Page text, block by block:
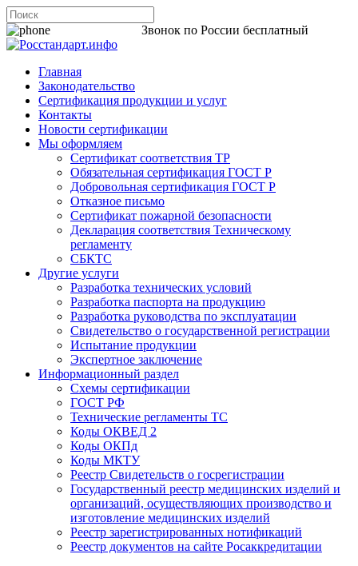
Звонок по России бесплатный
Главная
Законодательство
Сертификация продукции и услуг
Контакты
Новости сертификации
Мы оформляем
Сертификат соответствия ТР
Обязательная сертификация ГОСТ Р
Добровольная сертификация ГОСТ Р
Отказное письмо
Сертификат пожарной безопасности
Декларация соответствия Техническому
регламенту
СБКТС
Другие услуги
Разработка технических условий
Разработка паспорта на продукцию
Разработка руководства по эксплуатации
Свидетельство о государственной регистрации
Испытание продукции
Экспертное заключение
Информационный раздел
Схемы сертификации
ГОСТ РФ
Технические регламенты ТС
Коды ОКВЕД 2
Коды ОКПд
Коды МКТУ
Реестр Свидетельств о госрегистрации
Государственный реестр медицинских изделий и
организаций, осуществляющих производство и
изготовление медицинских изделий
Реестр зарегистрированных нотификаций
Реестр документов на сайте Росаккредитации